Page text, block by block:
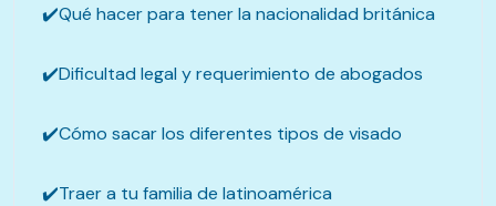
✔️Qué hacer para tener la nacionalidad británica
✔️Dificultad legal y requerimiento de abogados
✔️Cómo sacar los diferentes tipos de visado
✔️Traer a tu familia de latinoamérica